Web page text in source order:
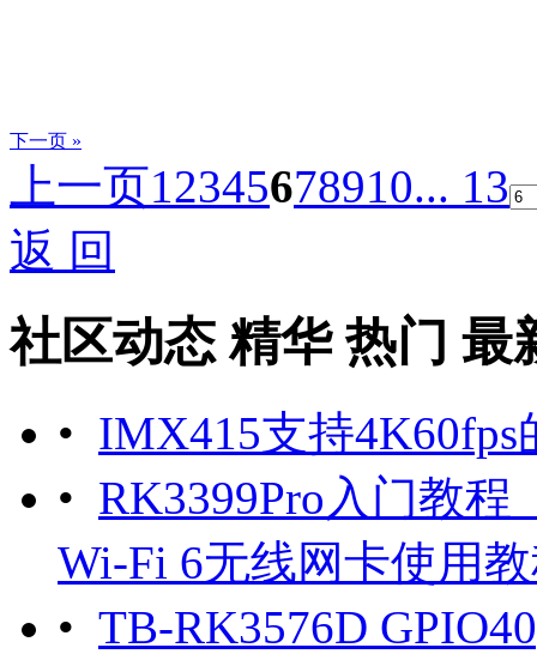
下一页 »
上一页12345678910... 13
返 回
社区动态精华 热门 最
• IMX415支持4K60fps
• RK3399Pro入门教程
Wi-Fi 6无线网卡使用
• TB-RK3576D